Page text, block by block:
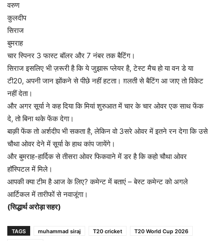
वरुण
कुलदीप
सिराज
बुमराह
चार स्पिनर 3 फास्ट बॉलर और 7 नंबर तक बैटिंग।
सिराज इसलिए भी ज़रूरी है कि ये जुझारू प्लेयर है, टेस्ट मैच हो या वन डे या
टी20, अपनी जान झोंकने से पीछे नहीं हटता। ग़लती से बैटिंग आ जाए तो विकेट
नहीं देता।
और अगर सूर्या ने कह दिया कि मियां शुरुआत में चार के चार ओवर एक साथ फेंक
दे, तो बिना थके फेंक देगा।
बाक़ी फेंक तो अर्शदीप भी सकता है, लेकिन वो 3सरे ओवर में इतने रन देगा कि उसे
चौथा ओवर देने में सूर्या के हाथ कांप जायेंगे।
और बुमराह-हार्दिक से तीसरा ओवर फिकवाने में डर है कि कहो चौथा ओवर
हॉस्पिटल में मिले।
आपकी क्या टीम है आज के लिए? कमेन्ट में बताएं – बेस्ट कमेन्ट को अगले
आर्टिकल में तारीफों से नवाजूंगा।
(सिद्धार्थ अरोड़ा सहर)
TAGS muhammad siraj T20 cricket
T20 World Cup 2026